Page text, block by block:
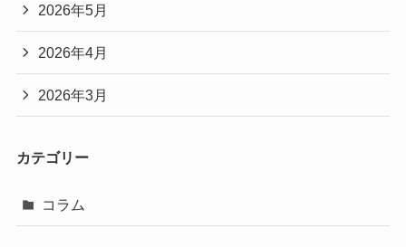
2026年5月
2026年4月
2026年3月
カテゴリー
コラム